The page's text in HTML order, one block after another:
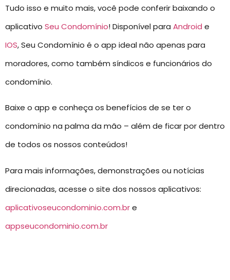
Tudo isso e muito mais, você pode conferir baixando o
aplicativo Seu Condomínio! Disponível para Android e
IOS, Seu Condomínio é o app ideal não apenas para
moradores, como também síndicos e funcionários do
condomínio.
Baixe o app e conheça os benefícios de se ter o
condomínio na palma da mão – além de ficar por dentro
de todos os nossos conteúdos!
Para mais informações, demonstrações ou notícias
direcionadas, acesse o site dos nossos aplicativos:
aplicativoseucondominio.com.bre
appseucondominio.com.br